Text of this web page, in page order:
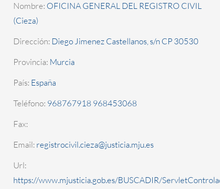
Nombre: OFICINA GENERAL DEL REGISTRO CIVIL
(Cieza)
Dirección: Diego Jimenez Castellanos, s/n CP 30530
Provincia: Murcia
País: España
Teléfono: 968767918 968453068
Fax:
Email: registrocivil.cieza@justicia.mju.es
Url:
https://www.mjusticia.gob.es/BUSCADIR/